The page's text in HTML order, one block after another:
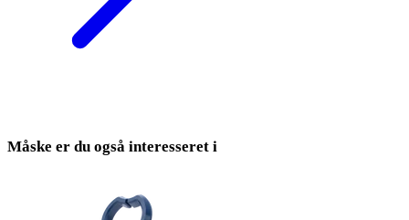
Måske er du også interesseret i